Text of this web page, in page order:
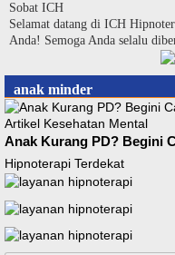
Langsung
ke
konten
Sobat ICH
Selamat datang di ICH
Anda! Semoga Anda selalu
anak minder
Artikel Kesehatan Mental
Anak Kurang PD? Begini
Hipnoterapi Terdekat